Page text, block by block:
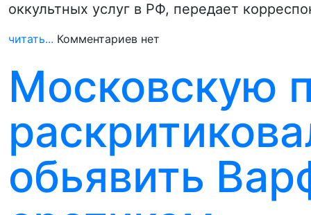
оккультных услуг в РФ, передает
читать... Комментариев нет
Московскую
обьявить